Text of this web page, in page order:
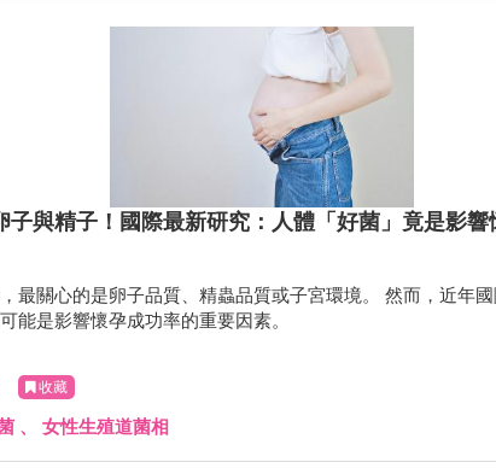
子與精子！國際最新研究：人體「好菌」竟是影
最關心的是卵子品質、精蟲品質或子宮環境。 然而，近年
能是影響懷孕成功率的重要因素。
收藏
、 女性生殖道菌相